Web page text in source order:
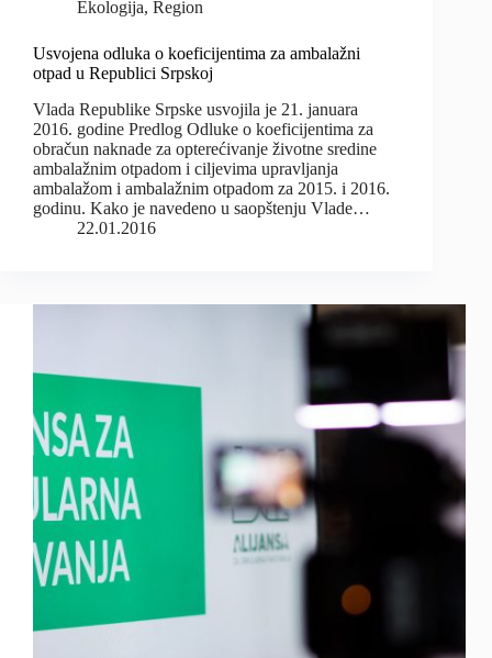
Ekologija, Region
Usvojena odluka o koeficijentima za ambalažni
otpad u Republici Srpskoj
Vlada Republike Srpske usvojila je 21. januara
2016. godine Predlog Odluke o koeficijentima za
obračun naknade za opterećivanje životne sredine
ambalažnim otpadom i ciljevima upravljanja
ambalažom i ambalažnim otpadom za 2015. i 2016.
godinu. Kako je navedeno u saopštenju Vlade…
22.01.2016